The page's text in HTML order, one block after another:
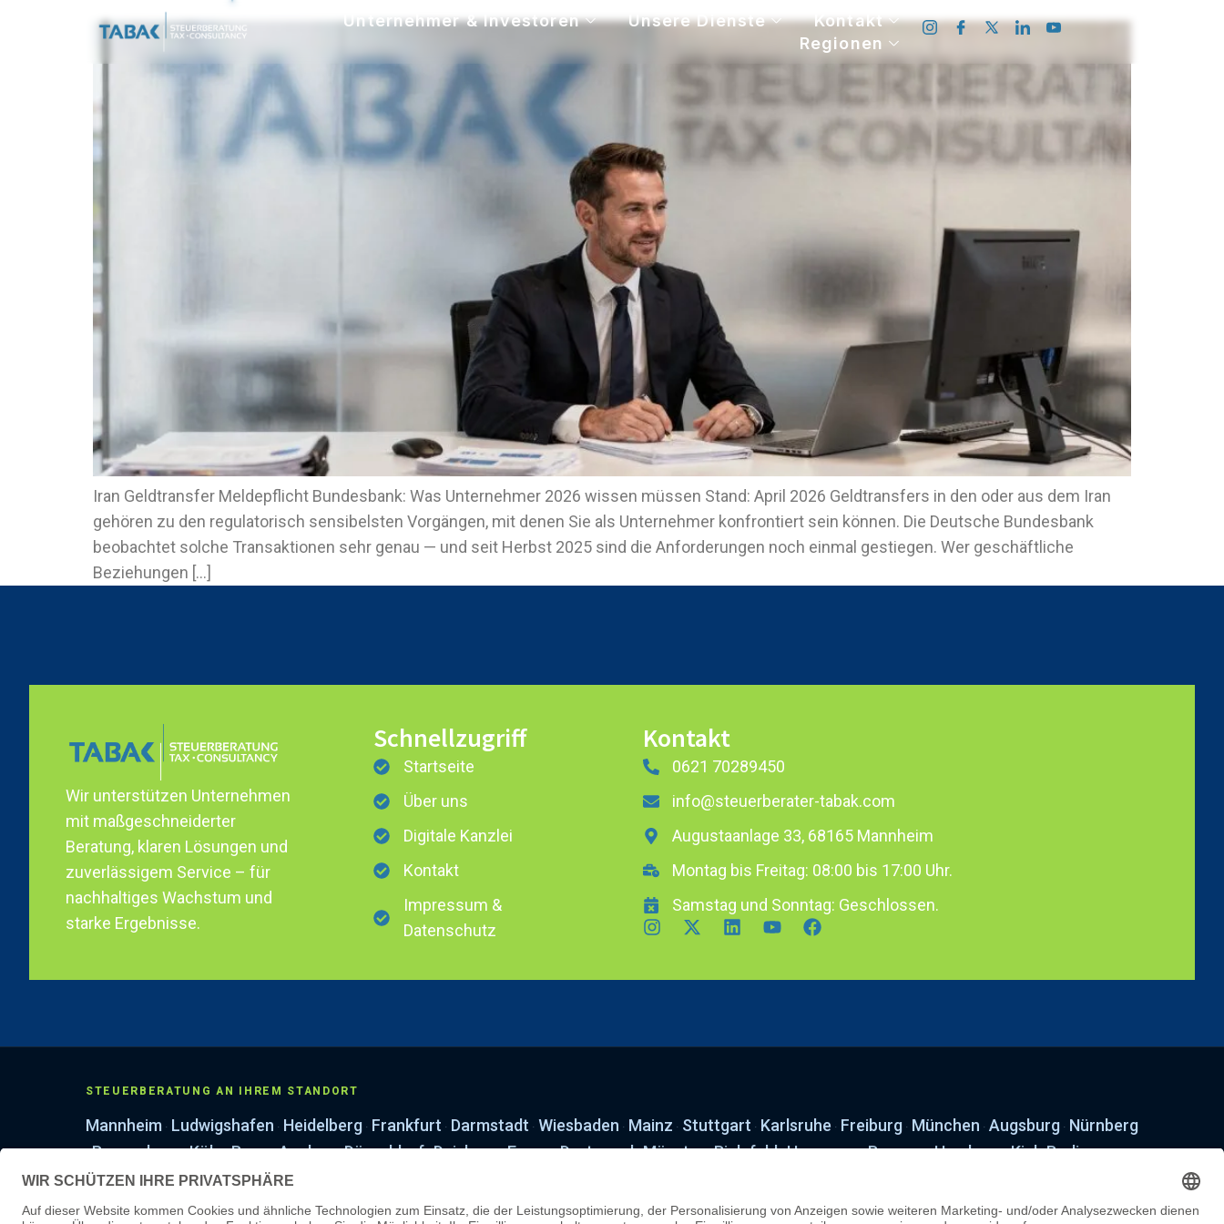
Unternehmer & Investoren Unsere Dienste
Kontakt
Regionen
Iran Geldtransfer Meldepflicht Bundesbank: Was Unternehmer 2026 wissen müssen Stand: April 2026 Geldtransfers in den oder aus dem Iran
gehören zu den regulatorisch sensibelsten Vorgängen, mit denen Sie als Unternehmer konfrontiert sein können. Die Deutsche Bundesbank
beobachtet solche Transaktionen sehr genau — und seit Herbst 2025 sind die Anforderungen noch einmal gestiegen. Wer geschäftliche
Beziehungen […]
Wir unterstützen Unternehmen
mit maßgeschneiderter
Beratung, klaren Lösungen und
zuverlässigem Service – für
nachhaltiges Wachstum und
starke Ergebnisse.
Schnellzugriff
Startseite
Über uns
Digitale Kanzlei
Kontakt
Impressum &
Datenschutz
Kontakt
0621 70289450
info@steuerberater-tabak.com
Augustaanlage 33, 68165 Mannheim
Montag bis Freitag: 08:00 bis 17:00 Uhr.
Samstag und Sonntag: Geschlossen.
STEUERBERATUNG AN IHREM STANDORT
Mannheim · Ludwigshafen · Heidelberg · Frankfurt · Darmstadt · Wiesbaden · Mainz · Stuttgart · Karlsruhe · Freiburg · München · Augsburg · Nürnberg
·Regensburg·Köln·Bonn·Aachen·Düsseldorf·Duisburg·Essen·Dortmund·Münster·Bielefeld·Hannover·Bremen·Hamburg·Kiel·Berlin·
Leipzig ·Erfurt·Dresden
LEISTUNGEN & WISSEN